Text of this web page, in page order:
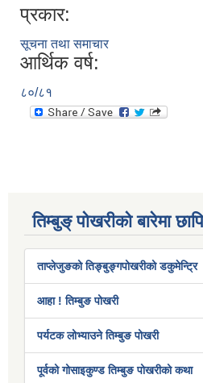
प्रकार:
सूचना तथा समाचार
आर्थिक वर्ष:
८०/८१
तिम्बुङ् पोखरीको बारेमा
ताप्लेजुङको तिङ्बुङ्गपोखरीको डकुमेन्ट्रि
आहा ! तिम्बुङ पोखरी
पर्यटक लोभ्याउने तिम्बुङ पोखरी
पूर्वको गोसाइकुण्ड तिम्बुङ पोखरीको कथा